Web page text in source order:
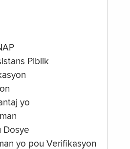
Piblik
yo
Dosye
yo pou Verifikasyon